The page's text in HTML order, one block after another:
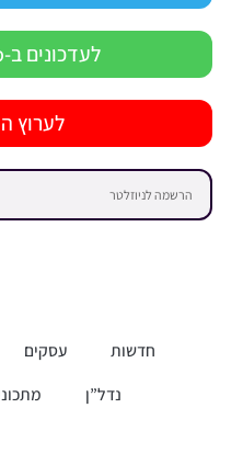
לעדכונים ב-Whatsapp
לערוץ
חדשות עסקים
נדל”ן